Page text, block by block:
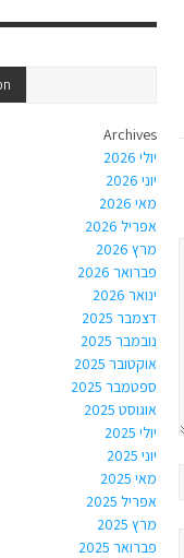
Archives
יולי 2026
יוני 2026
מאי 2026
אפריל 2026
מרץ 2026
פברואר 2026
ינואר 2026
דצמבר 2025
נובמבר 2025
אוקטובר 2025
ספטמבר 2025
אוגוסט 2025
יולי 2025
יוני 2025
מאי 2025
אפריל 2025
מרץ 2025
פברואר 2025